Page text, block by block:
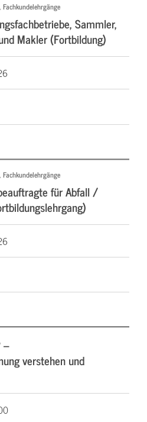
Sammler,
Makler (Fortbildung)
für Abfall /
–
verstehen und